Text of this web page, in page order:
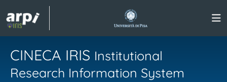
CINECA IRIS Institutional
Research Information System